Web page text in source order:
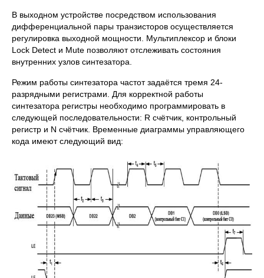
В выходном устройстве посредством использования
дифференциальной пары транзисторов осуществляется
регулировка выходной мощности. Мультиплексор и блоки
Lock Detect и Mute позволяют отслеживать состояния
внутренних узлов синтезатора.
Режим работы синтезатора частот задаётся тремя 24-
разрядными регистрами. Для корректной работы
синтезатора регистры необходимо программировать в
следующей последовательности: R счётчик, контрольный
регистр и N счётчик. Временные диаграммы управляющего
кода имеют следующий вид: